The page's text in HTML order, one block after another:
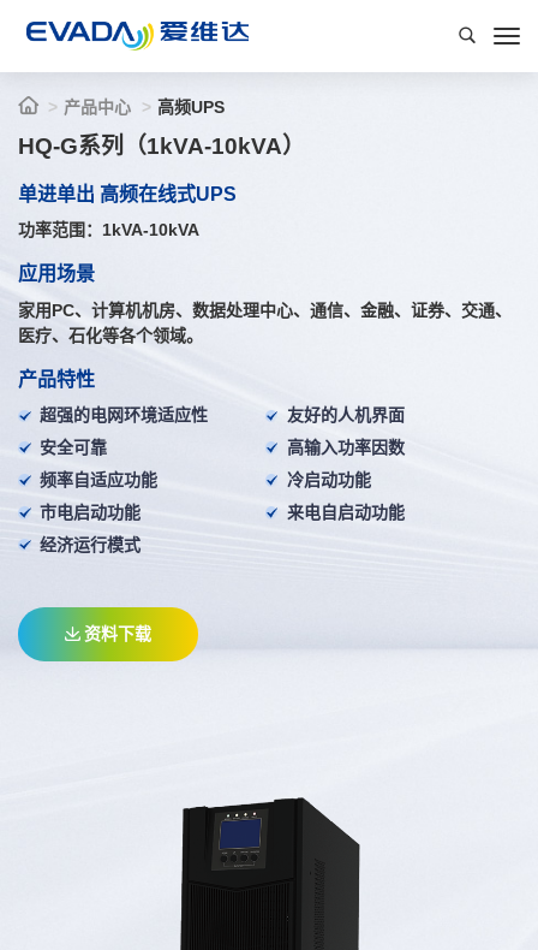
产品中心 高频UPS
HQ-G系列（1kVA-10kVA）
单进单出 高频在线式UPS
功率范围：1kVA-10kVA
应用场景
家用PC、计算机机房、数据处理中心、通信、金融、证券、交通、
医疗、石化等各个领域。
产品特性
超强的电网环境适应性
友好的人机界面
安全可靠
高输入功率因数
频率自适应功能
冷启动功能
市电启动功能
来电自启动功能
经济运行模式
资料下载